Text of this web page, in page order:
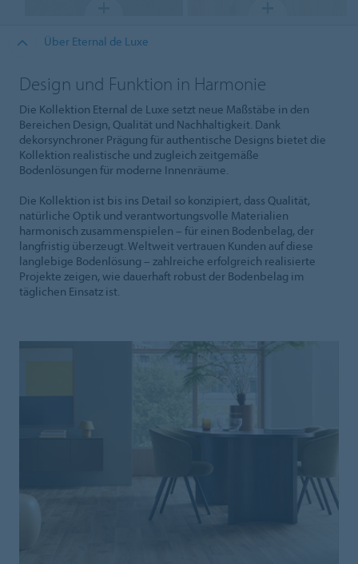
Über Eternal de Luxe
Design und Funktion in Harmonie
Die Kollektion Eternal de Luxe setzt neue Maßstäbe in den
Bereichen Design, Qualität und Nachhaltigkeit. Dank
dekorsynchroner Prägung für authentische Designs bietet die
Kollektion realistische und zugleich zeitgemäße
Bodenlösungen für moderne Innenräume.
Die Kollektion ist bis ins Detail so konzipiert, dass Qualität,
natürliche Optik und verantwortungsvolle Materialien
harmonisch zusammenspielen – für einen Bodenbelag, der
langfristig überzeugt. Weltweit vertrauen Kunden auf diese
langlebige Bodenlösung – zahlreiche erfolgreich realisierte
Projekte zeigen, wie dauerhaft robust der Bodenbelag im
täglichen Einsatz ist.